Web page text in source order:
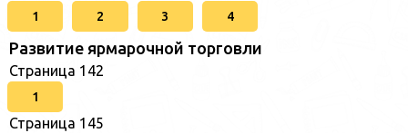
1 2 3 4
Развитие ярмарочной торговли
Страница 142
1
Страница 145